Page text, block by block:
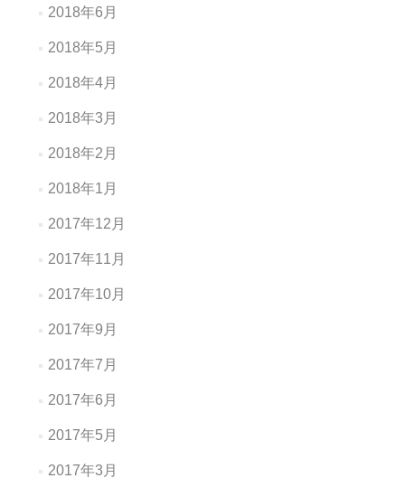
2018年6月
2018年5月
2018年4月
2018年3月
2018年2月
2018年1月
2017年12月
2017年11月
2017年10月
2017年9月
2017年7月
2017年6月
2017年5月
2017年3月